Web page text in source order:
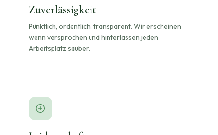
Zuverlässigkeit
Pünktlich, ordentlich, transparent. Wir erscheinen
wenn versprochen und hinterlassen jeden
Arbeitsplatz sauber.